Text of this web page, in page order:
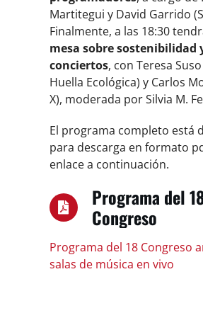
Martitegui y David Garrido
Finalmente, a las 18:30
mesa sobre sostenibilidad
conciertos, con Teresa
Huella Ecológica) y Carlos
X), moderada por Silvia M.
El programa completo está
para descarga en formato
enlace a continuación.
Programa del
Congreso
Programa del 18 Congreso
salas de música en vivo